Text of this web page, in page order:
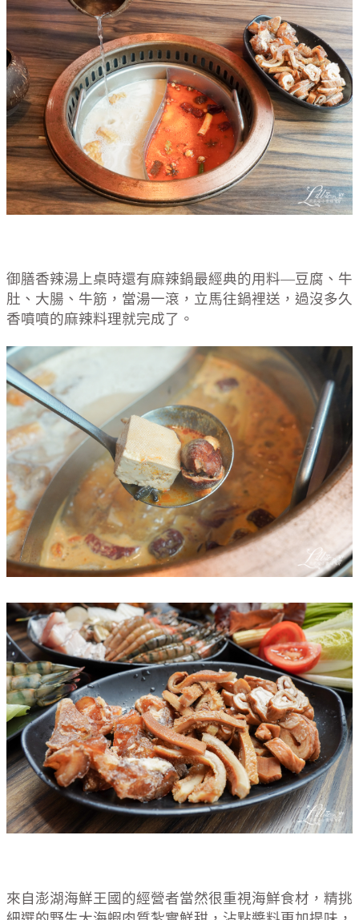
御膳香辣湯上桌時還有麻辣鍋最經典的用料—豆腐、牛
肚、大腸、牛筋，當湯一滾，立馬往鍋裡送，過沒多久
香噴噴的麻辣料理就完成了。
來自澎湖海鮮王國的經營者當然很重視海鮮食材，精挑